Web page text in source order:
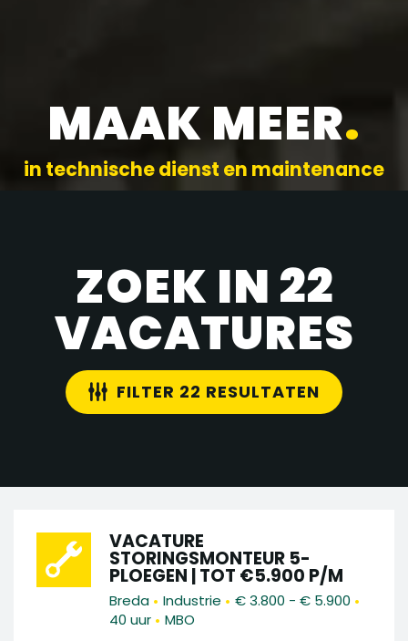
MAAK MEER.
in technische dienst en maintenance
ZOEK IN 22
VACATURES
FILTER 22 RESULTATEN
VACATURE
STORINGSMONTEUR 5-
PLOEGEN | TOT €5.900 P/M
Breda • Industrie • € 3.800 - € 5.900 •
40 uur • MBO